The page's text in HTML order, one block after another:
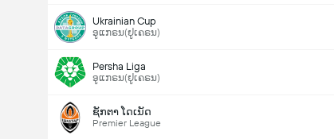
Ukrainian Cup
ອູແກຣນ(ຢູເຄຣນ)
Persha Liga
ອູແກຣນ(ຢູເຄຣນ)
ຊັກຕາ ໂດເນັດ
Premier League